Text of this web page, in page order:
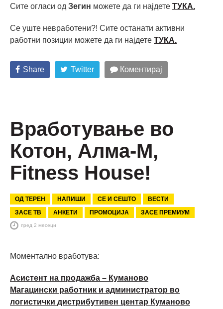
Сите огласи од Зегин можете да ги најдете ТУКА.
Се уште невработени?! Сите останати активни
работни позиции можете да ги најдете ТУКА.
Share Twitter Коментирај
Вработување во
Котон, Алма-М,
Fitness House!
ОД ТЕРЕН НАПИШИ СЕ И СЕШТО
ВЕСТИ
ЗАСЕ ТВ
АНКЕТИ ПРОМОЦИЈА ЗАСЕ ПРЕМИУМ
пред 2 месеци
Моментално вработува:
Асистент на продажба – Куманово
Магацински работник и администратор во
логистички дистрибутивен центар Куманово